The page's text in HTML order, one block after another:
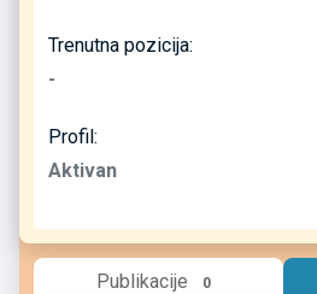
Trenutna pozicija:
-
Profil:
Aktivan
Publikacije 0